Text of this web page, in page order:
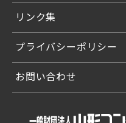
リンク集
プライバシーポリシー
お問い合わせ